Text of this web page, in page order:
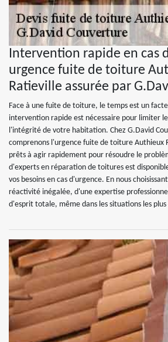
Intervention rapide en cas
urgence fuite de toiture
Ratieville assurée par
Face à une fuite de toiture, le temps est un
intervention rapide est nécessaire pour limiter
l'intégrité de votre habitation. Chez G.David
comprenons l'urgence fuite de toiture Authieux
prêts à agir rapidement pour résoudre le
d'experts en réparation de toitures est
vos besoins en cas d'urgence. En nous
réactivité inégalée, d'une expertise
d'esprit totale, même dans les situations les